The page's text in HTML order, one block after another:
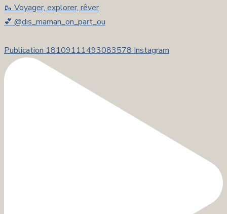
🥾 Voyager, explorer, rêver
💕 @dis_maman_on_part_ou
Publication 18109111493083578 Instagram